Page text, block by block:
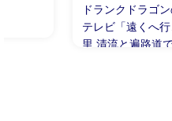
ドランクドラゴ
テレビ「遠くへ
里 清流と遍路道